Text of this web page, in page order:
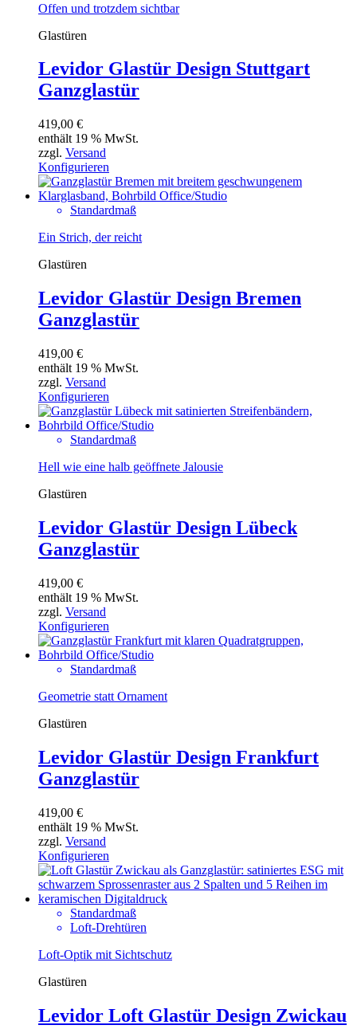
Offen und trotzdem sichtbar
Glastüren
Levidor Glastür Design Stuttgart
Ganzglastür
419,00 €
enthält 19 % MwSt.
zzgl. Versand
Konfigurieren
Standardmaß
Ein Strich, der reicht
Glastüren
Levidor Glastür Design Bremen
Ganzglastür
419,00 €
enthält 19 % MwSt.
zzgl. Versand
Konfigurieren
Standardmaß
Hell wie eine halb geöffnete Jalousie
Glastüren
Levidor Glastür Design Lübeck
Ganzglastür
419,00 €
enthält 19 % MwSt.
zzgl. Versand
Konfigurieren
Standardmaß
Geometrie statt Ornament
Glastüren
Levidor Glastür Design Frankfurt
Ganzglastür
419,00 €
enthält 19 % MwSt.
zzgl. Versand
Konfigurieren
Standardmaß
Loft-Drehtüren
Loft-Optik mit Sichtschutz
Glastüren
Levidor Loft Glastür Design Zwickau